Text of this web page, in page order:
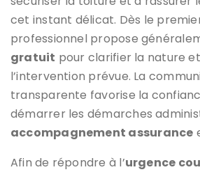
cet instant délicat. Dès le
professionnel propose
gratuit pour clarifier la nature
l’intervention prévue. La
transparente favorise la
démarrer les démarches
accompagnement assurance
Afin de répondre à l’urgence